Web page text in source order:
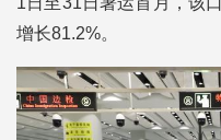
增长81.2%。